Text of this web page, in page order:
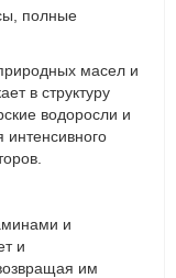
полные
масел и
в структуру
водоросли и
и
и
им